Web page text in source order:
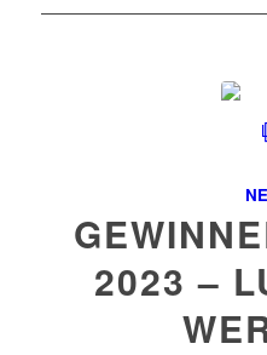
2023 –